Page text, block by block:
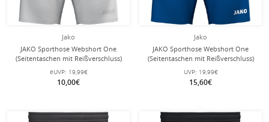
Jako
JAKO Sporthose Webshort One
(Seitentaschen mit Reißverschluss)
kurz weiss Kinder
eUVP: 19,99€
10,00€
Jako
JAKO Sporthose Webshort One
(Seitentaschen mit Reißverschluss)
kurz royalblau Kinder
UVP: 19,99€
15,60€